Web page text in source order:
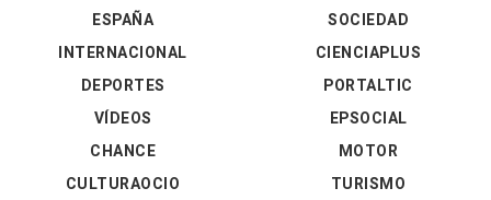
ESPAÑA
INTERNACIONAL
DEPORTES
VÍDEOS
SOCIEDAD
CIENCIAPLUS
PORTALTIC
EPSOCIAL
CHANCE
CULTURAOCIO
MOTOR
TURISMO